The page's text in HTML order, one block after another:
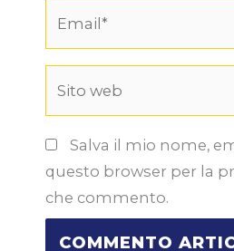
Salva il mio nome,
questo browser per la
che commento.